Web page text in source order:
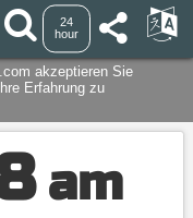
24
hour
akzeptieren Sie
Erfahrung zu
am